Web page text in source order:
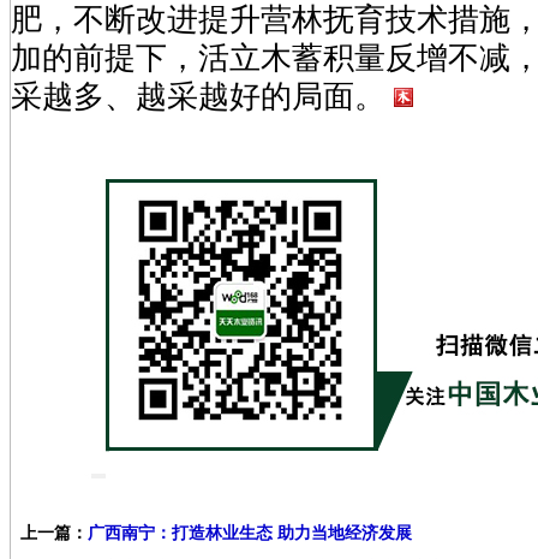
肥，不断改进提升营林抚育技术措施
加的前提下，活立木蓄积量反增不减
采越多、越采越好的局面。
上一篇： 广西南宁：打造林业生态 助力当地经济发展